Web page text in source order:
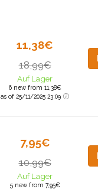
11,38€
18,99€
Auf Lager
6 new from 11,38€
as of 25/11/2025 23:09
7,95€
10,99€
Auf Lager
5 new from 7,95€